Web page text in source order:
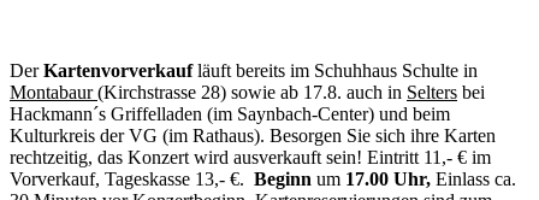
DerKartenvorverkaufläuft bereits im Schuhhaus Schulte in
Montabaur(Kirchstrasse 28) sowie ab 17.8. auch in Selters bei
Hackmann´s Griffelladen (im Saynbach-Center) und beim
Kulturkreis der VG (im Rathaus). Besorgen Sie sich ihre Karten
rechtzeitig, das Konzert wird ausverkauft sein! Eintritt 11,- € im
Vorverkauf, Tageskasse 13,- €. Beginn um 17.00 Uhr, Einlass ca.